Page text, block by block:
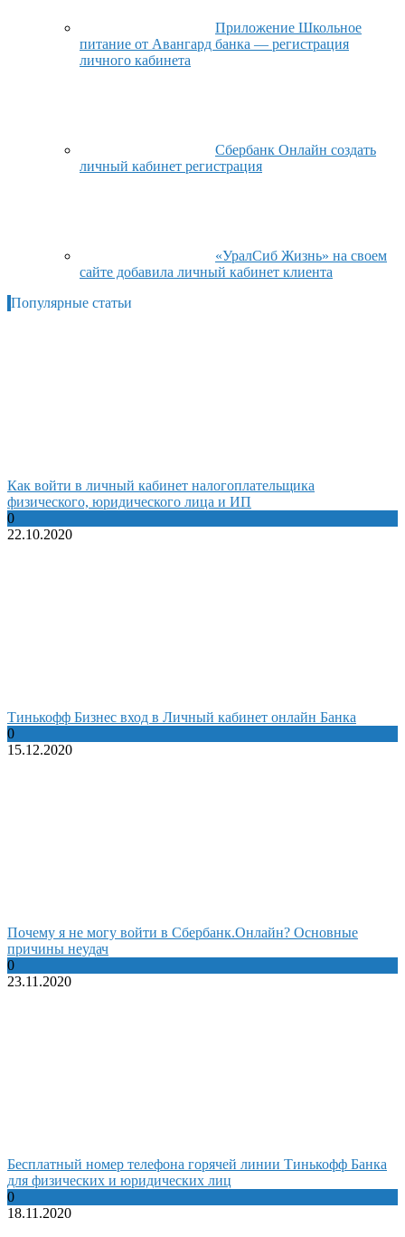
Приложение Школьное
питание от Авангард банка — регистрация
личного кабинета
Сбербанк Онлайн создать
личный кабинет регистрация
«УралСиб Жизнь» на своем
сайте добавила личный кабинет клиента
Популярные статьи
Как войти в личный кабинет налогоплательщика
физического, юридического лица и ИП
0
22.10.2020
Тинькофф Бизнес вход в Личный кабинет онлайн Банка
0
15.12.2020
Почему я не могу войти в Сбербанк.Онлайн? Основные
причины неудач
0
23.11.2020
Бесплатный номер телефона горячей линии Тинькофф Банка
для физических и юридических лиц
0
18.11.2020